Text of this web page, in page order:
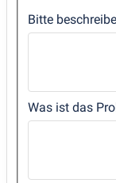
Bitte
Was ist das